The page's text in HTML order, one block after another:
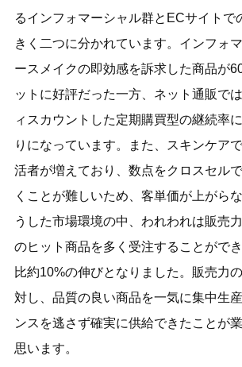
るインフォマーシャル群とECサイトで
きく二つに分かれています。インフォ
ースメイクの即効感を訴求した商品が
ットに好評だった一方、ネット通販で
ィスカウントした定期購買型の継続率
りになっています。また、スキンケア
活者が増えており、数点をクロスセル
くことが難しいため、客単価が上がら
うした市場環境の中、われわれは販売
のヒット商品を多く受注することがで
比約10%の伸びとなりました。販売力
対し、品質の良い商品を一気に集中生
ンスを逃さず確実に供給できたことが
思います。